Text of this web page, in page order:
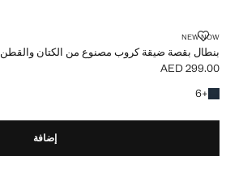
NEW NOW
بنطال بقصة ضيقة كروب مصنوع من الكتان والقطن
بنطال بقصة ضيقة كروب مصنوع من الكتان والقطن
السعر الحالي [AED 299.00 ]
AED 299.00
+
6+6 المزيد من الألوان
إضافة